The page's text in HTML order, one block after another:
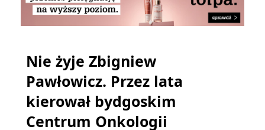
Nie żyje Zbigniew
Pawłowicz. Przez lata
kierował bydgoskim
Centrum Onkologii